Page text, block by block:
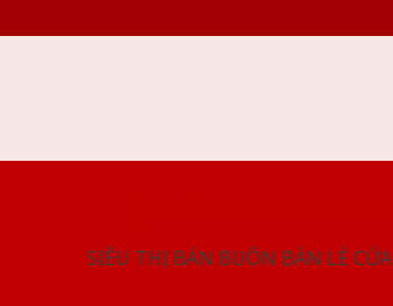
SIÊU THỊ BÁN BUÔN BÁN LẺ